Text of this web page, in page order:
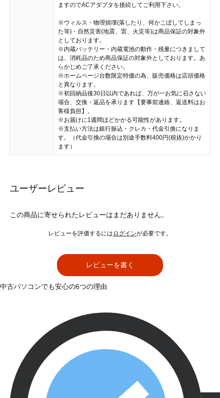
ますのでACアダプタを接続してご利用下さい。
※ウィルス・物理損壊(落したり、何かこぼしてしまっ
た等)・自然災害(地震、雷、火災等)は商品保証の対象外
としております。
※内蔵バッテリー・内蔵電池の動作・残量につきまして
は、消耗品のため商品保証の対象外としております。あ
らかじめご了承ください。
※ホームページ台数限定特価の為、販売価格は店頭価格
と異なります。
※初回納品後30日以内であれば、万が一お気に召さない
場合、交換・返品を承ります【要事前連絡、返送料はお
客様負担】。
※お届けに1週間ほどかかる可能性があります。
※支払い方法は銀行振込・クレカ・代金引換になりま
す。（代金引換の場合は別途手数料400円(税抜)かかり
ます）
ユーザーレビュー
この商品に寄せられたレビューはまだありません。
レビューを評価するには ログインが必要です。
レビューを書く
中古パソコンでも安心の6つの理由